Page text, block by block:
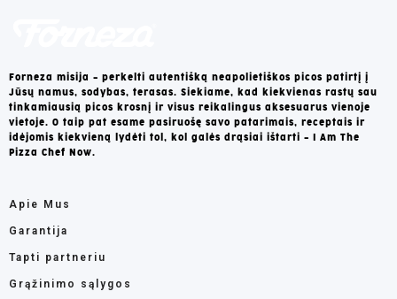
Forneza misija – perkelti autentišką neapolietiškos picos patirtį į
Jūsų namus, sodybas, terasas. Siekiame, kad kiekvienas rastų sau
tinkamiausią picos krosnį ir visus reikalingus aksesuarus vienoje
vietoje. O taip pat esame pasiruošę savo patarimais, receptais ir
idėjomis kiekvieną lydėti tol, kol galės drąsiai ištarti – I Am The
Pizza Chef Now.
Apie Mus
Garantija
Tapti partneriu
Grąžinimo sąlygos